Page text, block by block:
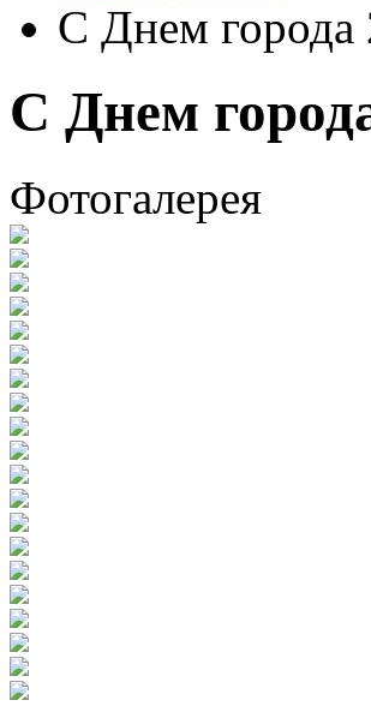
С Днем города
С Днем
Фотогалерея